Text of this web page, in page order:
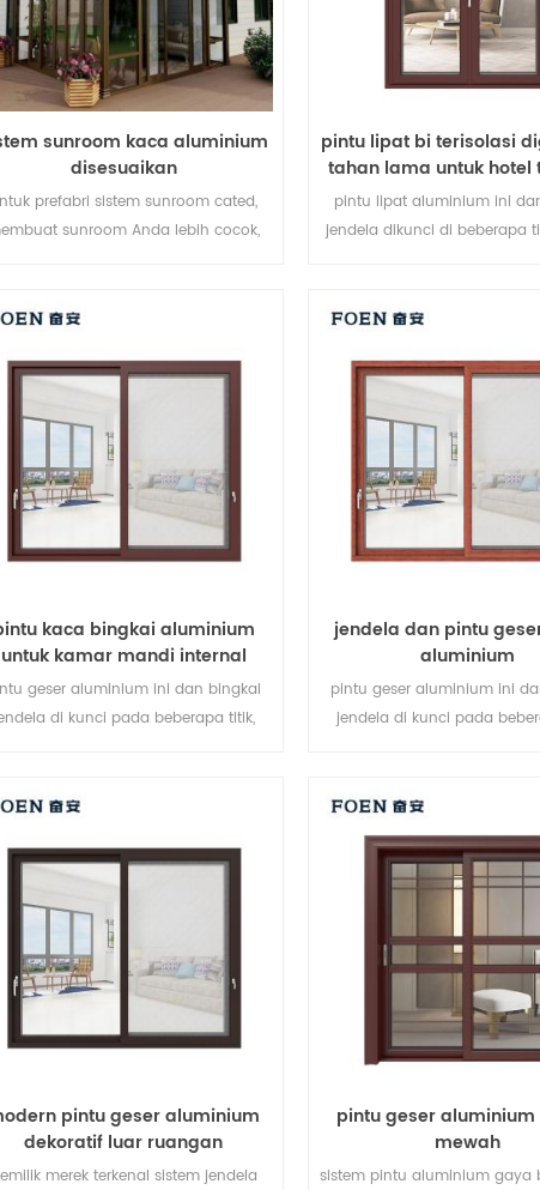
sunroom kaca aluminium
disesuaikan
prefabri sistem sunroom cated,
sunroom Anda lebih cocok,
pintu lipat bi terisolasi
tahan lama untuk hotel
pintu lipat aluminium ini
jendela dikunci di beberapa
pintu untuk memenuhi
kaca bingkai aluminium
untuk kamar mandi internal
geser aluminium ini dan bingkai
di kunci pada beberapa titik,
pintu untuk memenuhi berbagai
jendela dan pintu
aluminium
pintu geser aluminium ini
jendela di kunci pada
bervariasi untuk memenuhi
arsitektur yang
pintu geser aluminium
dekoratif luar ruangan
merek terkenal sistem jendela
pintu geser
mewah
sistem pintu aluminium gaya